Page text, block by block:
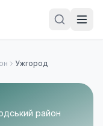
Ужгород
район